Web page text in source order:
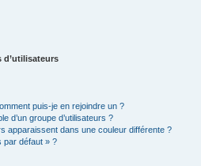
d’utilisateurs
puis-je en rejoindre un ?
d’un groupe d’utilisateurs ?
apparaissent dans une couleur différente ?
par défaut » ?